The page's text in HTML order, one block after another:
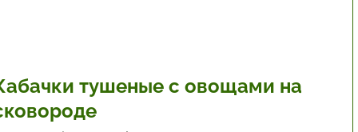
тушеные с овощами на